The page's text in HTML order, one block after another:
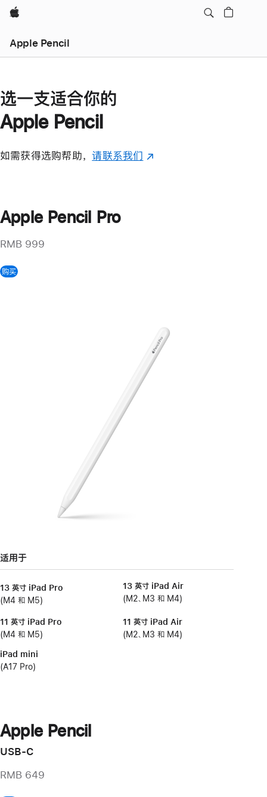
Apple
Apple Pencil
选一支适合你的
Apple Pencil
如需获得选购帮助，请联系我们 (在
Apple Pencil Pro
RMB 999
购买Apple Pencil Pro
适用于
13 英寸 iPad Pro
(M4 和 M5)
11 英寸 iPad Pro
(M4 和 M5)
13 英寸 iPad Air
(M2、M3 和 M4)
11 英寸 iPad Air
(M2、M3 和 M4)
iPad mini
(A17 Pro)
Apple Pencil
USB-C
RMB 649